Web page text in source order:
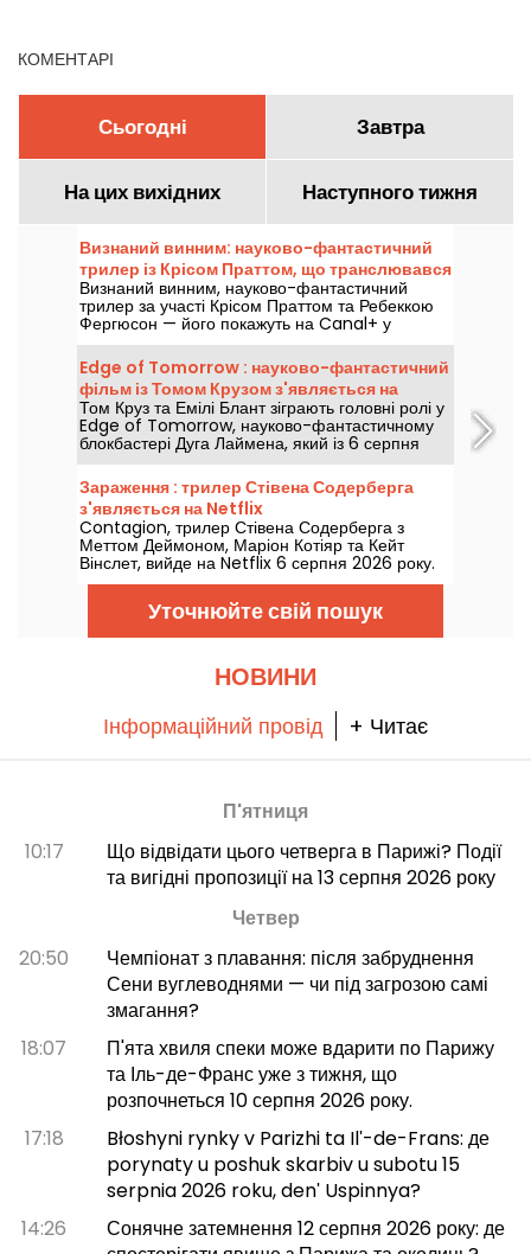
КОМЕНТАРІ
Сьогодні Завтра
На цих вихідних Наступного тижня
Визнаний винним: науково-фантастичний
трилер із Крісом Праттом, що транслювався
на Canal+
Визнаний винним, науково-фантастичний
трилер за участі Крісом Праттом та Ребеккою
Фергюсон — його покажуть на Canal+ у
п’ятницю 7 серпня 2026 року о 21:06.
Edge of Tomorrow : науково-фантастичний
фільм із Томом Крузом з'являється на
Netflix
Том Круз та Емілі Блант зіграють головні ролі у
Edge of Tomorrow, науково-фантастичному
блокбастері Дуга Лаймена, який із 6 серпня
2026 року буде доступний на Netflix.
Зараження : трилер Стівена Содерберга
з'являється на Netflix
Contagion, трилер Стівена Содерберга з
Меттом Деймоном, Маріон Котіяр та Кейт
Вінслет, вийде на Netflix 6 серпня 2026 року.
Уточнюйте свій пошук
НОВИНИ
Інформаційний провід + Читає
П'ятниця
10:17
Що відвідати цього четверга в Парижі? Події
та вигідні пропозиції на 13 серпня 2026 року
Четвер
20:50
Чемпіонат з плавання: після забруднення
Сени вуглеводнями — чи під загрозою самі
змагання?
18:07
П'ята хвиля спеки може вдарити по Парижу
та Іль-де-Франс уже з тижня, що
розпочнеться 10 серпня 2026 року.
17:18
Błoshyni rynky v Parizhi ta Ilʹ-de-Frans: де
porynaty u poshuk skarbiv u subotu 15
serpnia 2026 roku, denʹ Uspinnya?
14:26
Сонячне затемнення 12 серпня 2026 року: де